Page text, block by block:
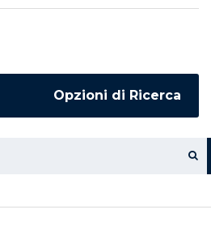
Opzioni di Ricerca